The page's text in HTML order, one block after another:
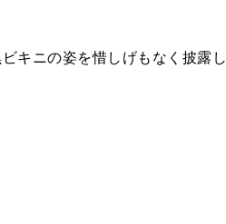
ニの姿を惜しげもなく披露